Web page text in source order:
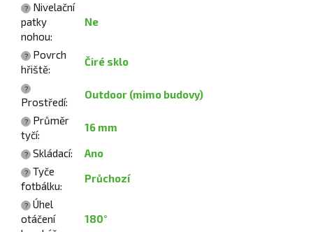
?
Nivelační
patky
nohou:
Ne
?
Povrch
hřiště:
Čiré sklo
?
Prostředí:
Outdoor (mimo budovy)
?
Průměr
tyčí:
16 mm
? Skládací: Ano
?
Tyče
fotbálku:
Průchozí
?
Úhel
otáčení
180°